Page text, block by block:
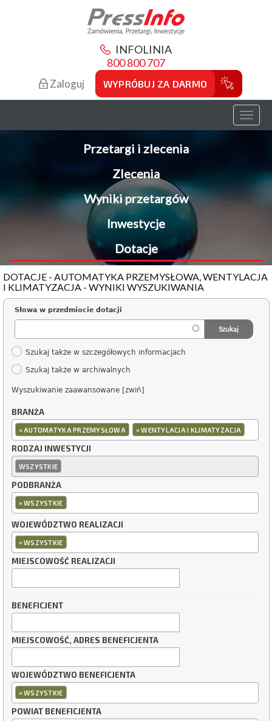
INFOLINIA
800 800 707
Zaloguj WYPRÓBUJ ZA DARMO
Toggle
Przetargi i zlecenia
Zlecenia
Wyniki przetargów
Inwestycje
Dotacje
DOTACJE - AUTOMATYKA PRZEMYSŁOWA, WENTYLACJA
I KLIMATYZACJA - WYNIKI WYSZUKIWANIA
Słowa w przedmiocie dotacji
Szukaj także w szczegółowych informacjach
Szukaj także w archiwalnych
Wyszukiwanie zaawansowane [zwiń]
BRANŻA
× AUTOMATYKA PRZEMYSŁOWA ×WENTYLACJA I KLIMATYZACJA
RODZAJ INWESTYCJI
WSZYSTKIE
PODBRANŻA
×WSZYSTKIE
WOJEWÓDZTWO REALIZACJI
×WSZYSTKIE
MIEJSCOWOŚĆ REALIZACJI
BENEFICJENT
MIEJSCOWOŚĆ, ADRES BENEFICJENTA
WOJEWÓDZTWO BENEFICJENTA
×WSZYSTKIE
POWIAT BENEFICJENTA